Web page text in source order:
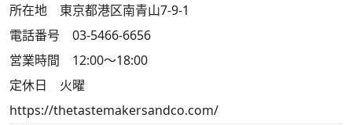
所在地 東京都港区南青山7-9-1
電話番号 03-5466-6656
営業時間 12:00〜18:00
定休日 火曜
https://thetastemakersandco.com/